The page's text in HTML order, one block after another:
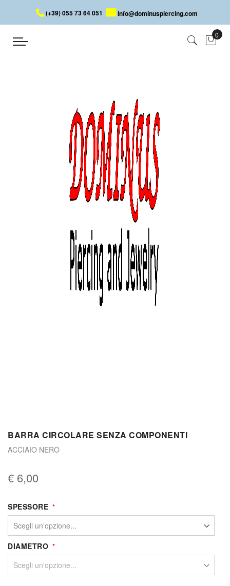
(+39) 055 73 64 051 info@dominuspiercing.com
BARRA CIRCOLARE SENZA
COMPONENTI
BARRA CIRCOLARE SENZA COMPONENTI
BARRA CIRCOLARE SENZA COMPONENTI
ACCIAIO NERO
€ 6,00
SPESSORE
DIAMETRO